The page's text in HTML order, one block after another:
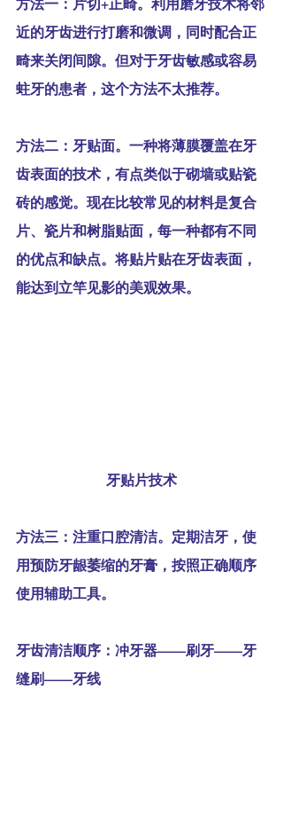
近的牙齿进行打磨和微调，同时配合正
畸来关闭间隙。但对于牙齿敏感或容易
蛀牙的患者，这个方法不太推荐。
方法二：牙贴面。一种将薄膜覆盖在牙
齿表面的技术，有点类似于砌墙或贴瓷
砖的感觉。现在比较常见的材料是复合
片、瓷片和树脂贴面，每一种都有不同
的优点和缺点。将贴片贴在牙齿表面，
能达到立竿见影的美观效果。
牙贴片技术
方法三：注重口腔清洁。定期洁牙，使
用预防牙龈萎缩的牙膏，按照正确顺序
使用辅助工具。
牙齿清洁顺序：冲牙器——刷牙——牙
缝刷——牙线